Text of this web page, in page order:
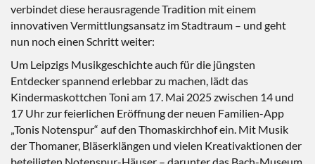
verbindet diese herausragende Tradition mit einem
innovativen Vermittlungsansatz im Stadtraum – und geht
nun noch einen Schritt weiter:
Um Leipzigs Musikgeschichte auch für die jüngsten
Entdecker spannend erlebbar zu machen, lädt das
Kindermaskottchen Toni am 17. Mai 2025 zwischen 14 und
17 Uhr zur feierlichen Eröffnung der neuen Familien-App
„Tonis Notenspur“ auf den Thomaskirchhof ein. Mit Musik
der Thomaner, Bläserklängen und vielen Kreativaktionen der